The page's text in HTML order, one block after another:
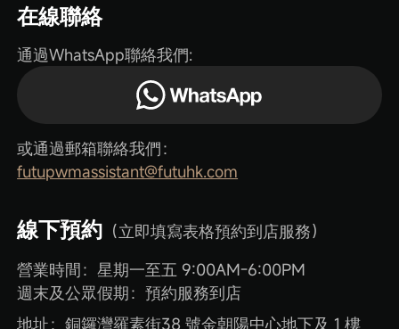
在線聯絡
通過WhatsApp聯絡我們:
或通過郵箱聯絡我們：
futupwmassistant@futuhk.com
線下預約 （立即填寫表格預約到店服務）
營業時間：星期一至五 9:00AM-6:00PM
週末及公眾假期：預約服務到店
地址：銅鑼灣羅素街38 號金朝陽中心地下及 1 樓